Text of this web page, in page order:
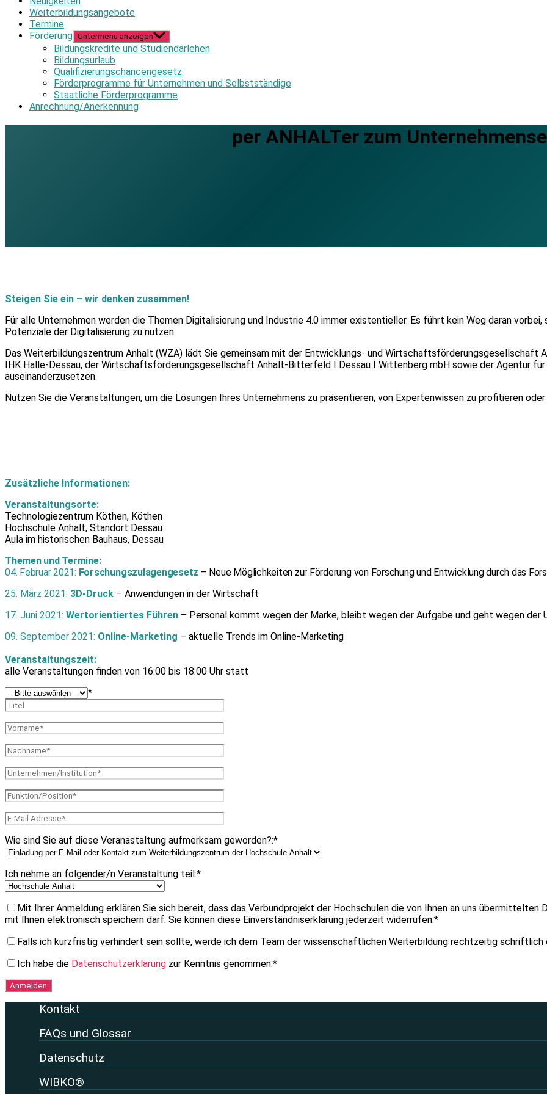
Weiterbildungsangebote
Termine
Förderung Untermenü anzeigen
Bildungskredite und Studiendarlehen
Bildungsurlaub
Qualifizierungschancengesetz
Förderprogramme für Unternehmen und Selbstständige
Staatliche Förderprogramme
Anrechnung/Anerkennung
per ANHALTer zum
Steigen Sie ein – wir denken zusammen!
Für alle Unternehmen werden die Themen Digitalisierung und Industrie 4.0 immer existentieller. Es führt kein Weg daran
Potenziale der Digitalisierung zu nutzen.
Das Weiterbildungszentrum Anhalt (WZA) lädt Sie gemeinsam mit der Entwicklungs- und
IHK Halle-Dessau, der Wirtschaftsförderungsgesellschaft Anhalt-Bitterfeld I Dessau I Wittenberg mbH sowie der Agentur
auseinanderzusetzen.
Nutzen Sie die Veranstaltungen, um die Lösungen Ihres Unternehmens zu präsentieren, von Expertenwissen zu profitieren
Zusätzliche Informationen:
Veranstaltungsorte:
Technologiezentrum Köthen, Köthen
Hochschule Anhalt, Standort Dessau
Aula im historischen Bauhaus, Dessau
Themen und Termine:
04. Februar 2021: Forschungszulagengesetz – Neue Möglichkeiten zur Förderung von Forschung und Entwicklung durch das
25. März 2021: 3D-Druck – Anwendungen in der Wirtschaft
17. Juni 2021: Wertorientiertes Führen – Personal kommt wegen der Marke, bleibt wegen der Aufgabe und geht wegen der
09. September 2021: Online-Marketing – aktuelle Trends im Online-Marketing
Veranstaltungszeit:
alle Veranstaltungen finden von 16:00 bis 18:00 Uhr statt
*
Wie sind Sie auf diese Veranastaltung aufmerksam geworden?:*
Ich nehme an folgender/n Veranstaltung teil:*
Mit Ihrer Anmeldung erklären Sie sich bereit, dass das Verbundprojekt der Hochschulen die von Ihnen an uns
mit Ihnen elektronisch speichern darf. Sie können diese Einverständniserklärung jederzeit widerrufen.*
Falls ich kurzfristig verhindert sein sollte, werde ich dem Team der wissenschaftlichen Weiterbildung rechtzeitig schriftlich
Ich habe die Datenschutzerklärung zur Kenntnis genommen.*
Kontakt
FAQs und Glossar
Datenschutz
WIBKO®